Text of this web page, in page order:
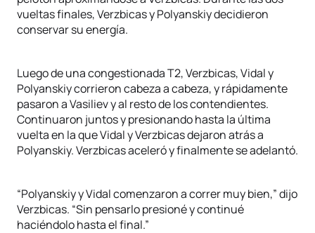
vueltas finales, Verzbicas y Polyanskiy decidieron
conservar su energía.
Luego de una congestionada T2, Verzbicas, Vidal y
Polyanskiy corrieron cabeza a cabeza, y rápidamente
pasaron a Vasiliev y al resto de los contendientes.
Continuaron juntos y presionando hasta la última
vuelta en la que Vidal y Verzbicas dejaron atrás a
Polyanskiy. Verzbicas aceleró y finalmente se adelantó.
“Polyanskiy y Vidal comenzaron a correr muy bien,” dijo
Verzbicas. “Sin pensarlo presioné y continué
haciéndolo hasta el final.”